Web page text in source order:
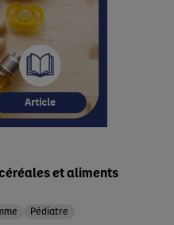
et aliments
Pédiatre